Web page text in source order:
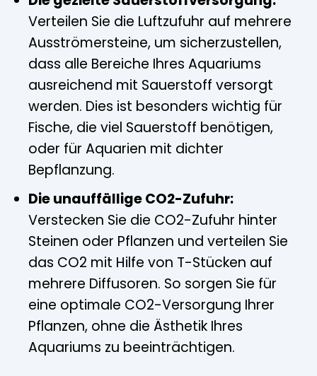
Verteilen Sie die Luftzufuhr auf mehrere
Ausströmersteine, um sicherzustellen,
dass alle Bereiche Ihres Aquariums
ausreichend mit Sauerstoff versorgt
werden. Dies ist besonders wichtig für
Fische, die viel Sauerstoff benötigen,
oder für Aquarien mit dichter
Bepflanzung.
Die unauffällige CO2-Zufuhr:
Verstecken Sie die CO2-Zufuhr hinter
Steinen oder Pflanzen und verteilen Sie
das CO2 mit Hilfe von T-Stücken auf
mehrere Diffusoren. So sorgen Sie für
eine optimale CO2-Versorgung Ihrer
Pflanzen, ohne die Ästhetik Ihres
Aquariums zu beeinträchtigen.